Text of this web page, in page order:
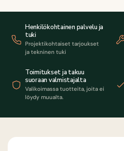
Henkilökohtainen palvelu ja
tuki
Projektikohtaiset tarjoukset
ja tekninen tuki
Toimitukset ja takuu
suoraan valmistajalta
Valikoimassa tuotteita, joita ei
löydy muualta.